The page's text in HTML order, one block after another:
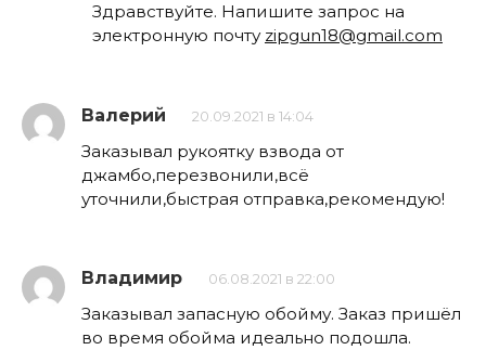
Здравствуйте. Напишите запрос на
электронную почту zipgun18@gmail.com
Валерий 20.09.2021 в 14:04
Заказывал рукоятку взвода от
джамбо,перезвонили,всё
уточнили,быстрая отправка,рекомендую!
Владимир 06.08.2021 в 22:00
Заказывал запасную обойму. Заказ пришёл
во время обойма идеально подошла.